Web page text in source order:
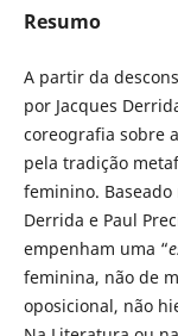
Resumo
A partir da
por Jacques
coreografia sobre
pela tradição
feminino. Baseado
Derrida e Paul
empenham uma “
feminina, não de
oposicional, não